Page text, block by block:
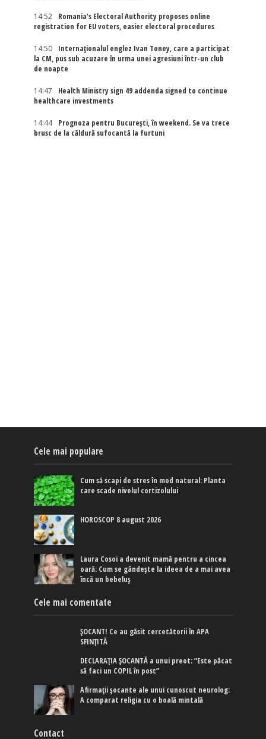
14:52
Romania's Electoral Authority proposes online
registration for EU voters, easier electoral procedures
14:50
Internaţionalul englez Ivan Toney, care a participat
la CM, pus sub acuzare în urma unei agresiuni într-un club
de noapte
14:47
Health Ministry sign 49 addenda signed to continue
healthcare investments
14:44
Prognoza pentru București, în weekend. Se va trece
brusc de la căldură sufocantă la furtuni
Cele mai populare
Cum să scapi de stres în mod natural: Planta
care scade nivelul cortizolului
HOROSCOP 8 august 2026
Laura Cosoi a devenit mamă pentru a cincea
oară: Cum se gândește la ideea de a mai avea
încă un bebeluș
Cele mai comentate
ȘOCANT! Ce au găsit cercetătorii în APA
SFINȚITĂ
DECLARAȚIA ȘOCANTĂ a unui preot: ”Este păcat
să faci un COPIL în post”
Afirmaţii şocante ale unui cunoscut neurolog:
A comparat religia cu o boală mintală
Contact